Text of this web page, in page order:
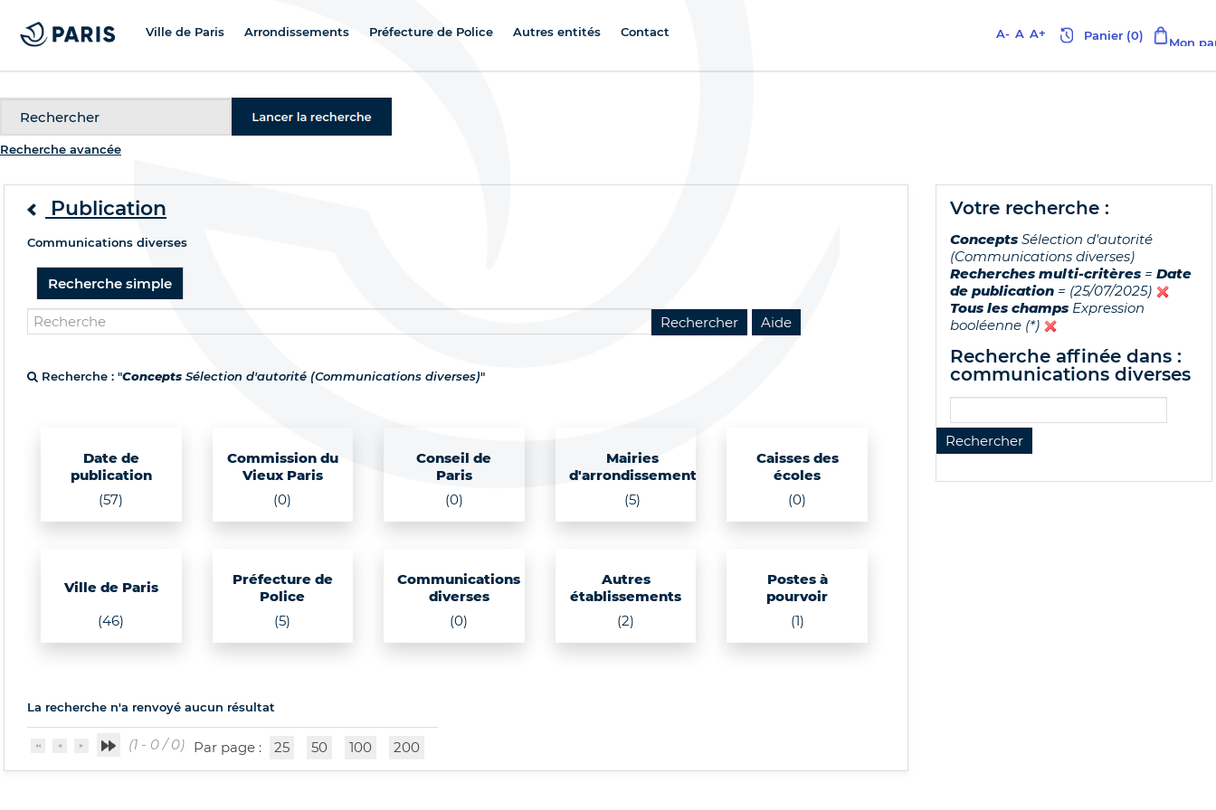
Ville de Paris Arrondissements Préfecture de Police Autres entités Contact A- A A+
Recherche avancée
Publication
Communications diverses
Recherche simple
Recherche : "Concepts Sélection d'autorité (Communications diverses)"
Date de
publication
(57)
Commission du
Vieux Paris
(0)
Conseil de
Paris
(0)
Mairies
d'arrondissement
(5)
Caisses des
écoles
(0)
Ville de Paris
(46)
Préfecture de
Police
(5)
Communications
diverses
(0)
Autres
établissements
(2)
Postes à
pourvoir
(1)
La recherche n'a renvoyé aucun résultat
(1 - 0 / 0) Par page : 25 50 100 200
votre recherche :
Concepts Sélection d'autorité
(Communications diverses)
Recherches multi-critères = Date
de publication = (25/07/2025)
Tous les champs Expression
booléenne (*)
recherche affinée dans :
communications diverses